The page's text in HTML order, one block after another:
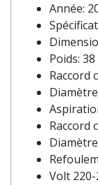
Année:
Poids:
Raccord
Raccord
Volt